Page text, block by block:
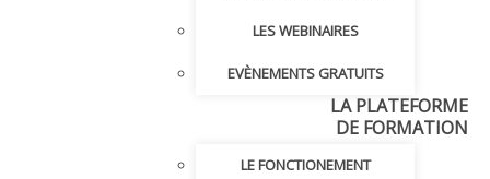
LES WEBINAIRES
EVÈNEMENTS GRATUITS
LA PLATEFORME
DE FORMATION
LE FONCTIONEMENT